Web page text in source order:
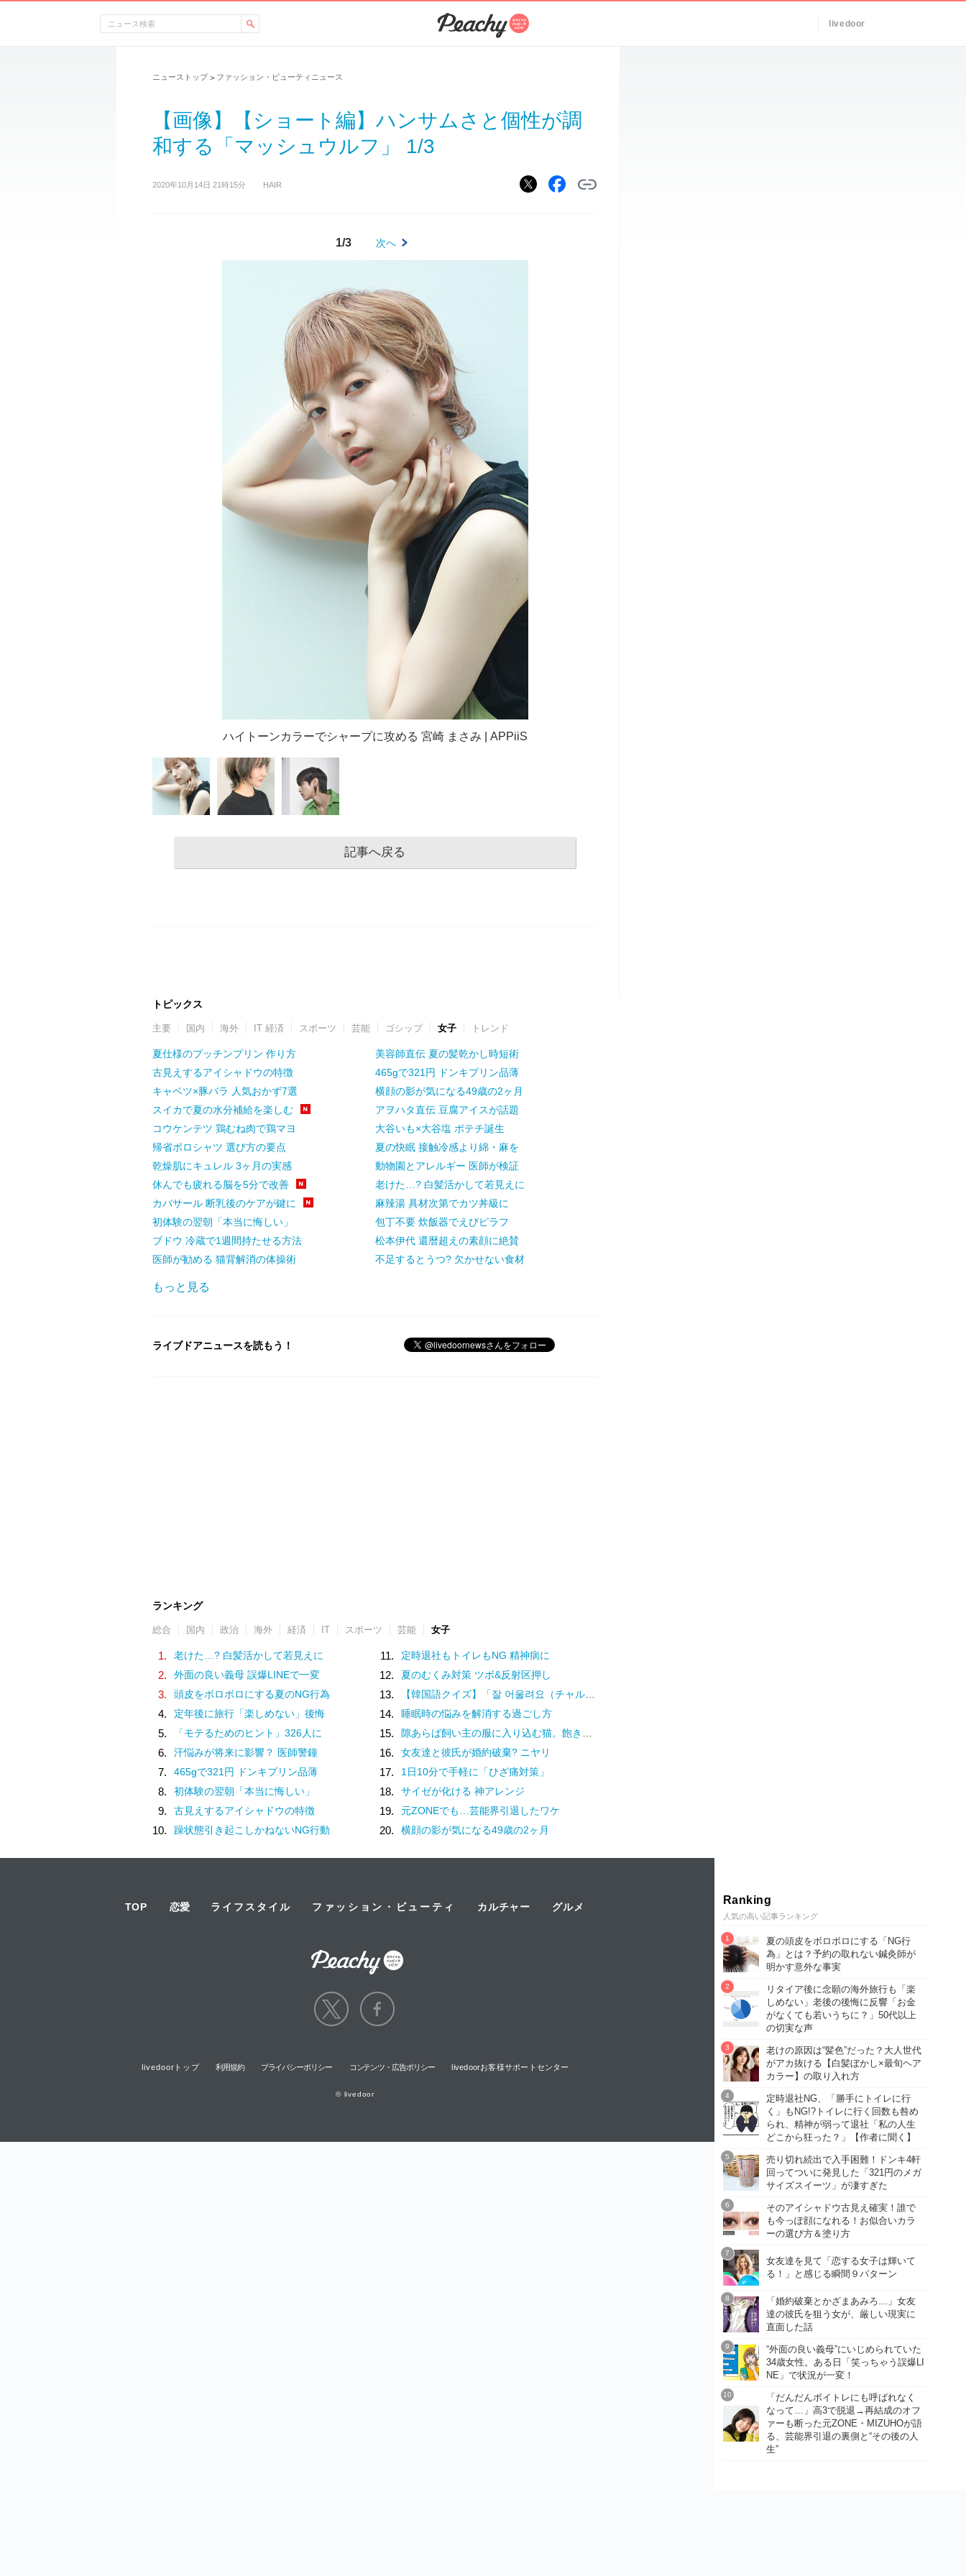
livedoor
ニューストップ > ファッション・ビューティニュース
【画像】【ショート編】ハンサムさと個性が調
和する「マッシュウルフ」 1/3
2020年10月14日 21時15分 HAIR
1/3 次へ
ハイトーンカラーでシャープに攻める 宮崎 まさみ | APPiiS
記事へ戻る
トピックス
主要 国内 海外 IT 経済 スポーツ 芸能 ゴシップ 女子 トレンド
夏仕様のプッチンプリン 作り方
古見えするアイシャドウの特徴
キャベツ×豚バラ 人気おかず7選
スイカで夏の水分補給を楽しむ
コウケンテツ 鶏むね肉で鶏マヨ
帰省ポロシャツ 選び方の要点
乾燥肌にキュレル 3ヶ月の実感
休んでも疲れる脳を5分で改善
カバサール 断乳後のケアが鍵に
初体験の翌朝「本当に悔しい」
ブドウ 冷蔵で1週間持たせる方法
医師が勧める 猫背解消の体操術
美容師直伝 夏の髪乾かし時短術
465gで321円 ドンキプリン品薄
横顔の影が気になる49歳の2ヶ月
アヲハタ直伝 豆腐アイスが話題
大谷いも×大谷塩 ポテチ誕生
夏の快眠 接触冷感より綿・麻を
動物園とアレルギー 医師が検証
老けた…? 白髪活かして若見えに
麻辣湯 具材次第でカツ丼級に
包丁不要 炊飯器でえびピラフ
松本伊代 還暦超えの素顔に絶賛
不足するとうつ? 欠かせない食材
もっと見る
ライブドアニュースを読もう！
ランキング
総合 国内 政治 海外 経済 IT スポーツ 芸能 女子
1. 老けた…? 白髪活かして若見えに
2. 外面の良い義母 誤爆LINEで一変
3. 頭皮をボロボロにする夏のNG行為
4. 定年後に旅行「楽しめない」後悔
5. 「モテるためのヒント」326人に
6. 汗悩みが将来に影響？ 医師警鐘
7. 465gで321円 ドンキプリン品薄
8. 初体験の翌朝「本当に悔しい」
9. 古見えするアイシャドウの特徴
10. 躁状態引き起こしかねないNG行動
11. 定時退社もトイレもNG 精神病に
12. 夏のむくみ対策 ツボ&反射区押し
13. 【韓国語クイズ】「잘 어울려요（チャル オウルリョヨ）」の意味は？褒め言葉です♡
14. 睡眠時の悩みを解消する過ごし方
15. 隙あらば飼い主の服に入り込む猫。飽きないのかなと動きを見ていると
16. 女友達と彼氏が婚約破棄? ニヤリ
17. 1日10分で手軽に「ひざ痛対策」
18. サイゼが化ける 神アレンジ
19. 元ZONEでも…芸能界引退したワケ
20. 横顔の影が気になる49歳の2ヶ月
Ranking
人気の高い記事ランキング
夏の頭皮をボロボロにする「NG行
為」とは？予約の取れない鍼灸師が
明かす意外な事実
リタイア後に念願の海外旅行も「楽
しめない」老後の後悔に反響「お金
がなくても若いうちに？」50代以上
の切実な声
老けの原因は“髪色”だった？大人世代
がアカ抜ける【白髪ぼかし×最旬ヘア
カラー】の取り入れ方
定時退社NG、「勝手にトイレに行
く」もNG!?トイレに行く回数も咎め
られ、精神が弱って退社「私の人生
どこから狂った？」【作者に聞く】
売り切れ続出で入手困難！ドンキ4軒
回ってついに発見した「321円のメガ
サイズスイーツ」が凄すぎた
そのアイシャドウ古見え確実！誰で
も今っぽ顔になれる！お似合いカラ
ーの選び方＆塗り方
女友達を見て「恋する女子は輝いて
る！」と感じる瞬間９パターン
「婚約破棄とかざまあみろ…」女友
達の彼氏を狙う女が、厳しい現実に
直面した話
“外面の良い義母”にいじめられていた
34歳女性。ある日「笑っちゃう誤爆LI
NE」で状況が一変！
「だんだんボイトレにも呼ばれなく
なって…」高3で脱退→再結成のオフ
ァーも断った元ZONE・MIZUHOが語
る、芸能界引退の裏側と“その後の人
生”
TOP 恋愛 ライフスタイル ファッション・ビューティ カルチャー グルメ
livedoorトップ 利用規約 プライバシーポリシー コンテンツ・広告ポリシー livedoorお客様サポートセンター
© livedoor